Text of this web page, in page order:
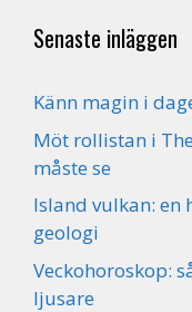
Senaste inläggen
Känn magin i
Möt rollistan i
måste se
Island vulkan:
geologi
Veckohoroskop:
ljusare